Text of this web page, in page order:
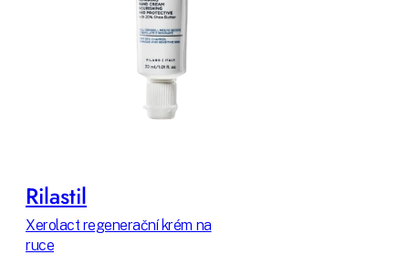
Rilastil
Xerolact regenerační krém na
ruce